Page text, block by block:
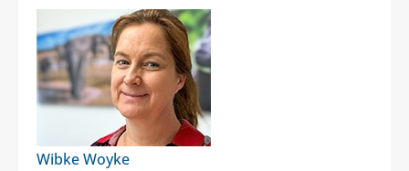
Wibke Woyke